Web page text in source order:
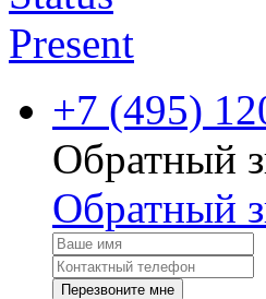
+7 (495)
Обратный
Обратный
Перезвоните мне